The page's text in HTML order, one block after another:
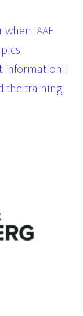
IAAF
information I
the training